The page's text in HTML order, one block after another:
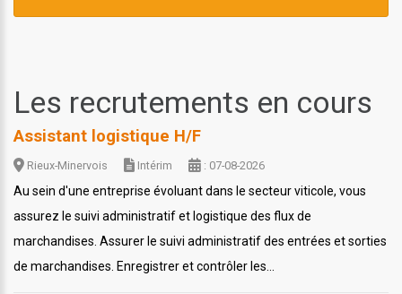
Les recrutements en cours
Assistant logistique H/F
Rieux-Minervois Intérim : 07-08-2026
Au sein d'une entreprise évoluant dans le secteur viticole, vous
assurez le suivi administratif et logistique des flux de
marchandises. Assurer le suivi administratif des entrées et sorties
de marchandises. Enregistrer et contrôler les...